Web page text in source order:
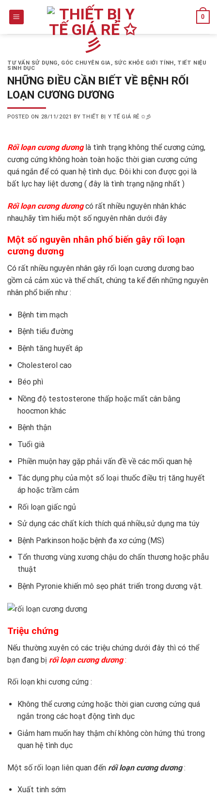
0
TƯ VẤN SỬ DỤNG, GÓC CHUYÊN GIA, SỨC KHỎE GIỚI TÍNH, TIẾT NIỆU
SINH DỤC
NHỮNG ĐIỀU CẦN BIẾT VỀ BỆNH RỐI
LOẠN CƯƠNG DƯƠNG
POSTED ON 28/11/2021 BYTHIẾT BỊ Y TẾ GIÁ RẺ ✩彡
Rối loạn cương dươnglà tình trạng không thể cương cứng,
cương cứng không hoàn toàn hoặc thời gian cương cứng
quá ngắn để có quan hệ tình dục. Đôi khi con được gọi là
bất lực hay liệt dương ( đây là tình trạng nặng nhất )
Rối loạn cương dương có rất nhiều nguyên nhân khác
nhau,hãy tìm hiểu một số nguyên nhân dưới đây
Một số nguyên nhân phổ biến gây rối loạn
cương dương
Có rất nhiều nguyên nhân gây rối loạn cương dương bao
gồm cả cảm xúc và thể chất, chúng ta kể đến những nguyên
nhân phổ biến như :
Bệnh tim mạch
Bệnh tiểu đường
Bệnh tăng huyết áp
Cholesterol cao
Béo phì
Nồng độ testosterone thấp hoặc mất cân bằng
hoocmon khác
Bệnh thận
Tuổi già
Phiền muộn hay gặp phải vấn đề về các mối quan hệ
Tác dụng phụ của một số loại thuốc điều trị tăng huyết
áp hoặc trầm cảm
Rối loạn giấc ngủ
Sử dụng các chất kích thích quá nhiều,sử dụng ma túy
Bệnh Parkinson hoặc bệnh đa xơ cứng (MS)
Tổn thương vùng xương chậu do chấn thương hoặc phẫu
thuật
Bệnh Pyronie khiến mô sẹo phát triển trong dương vật.
Triệu chứng
Nếu thường xuyên có các triệu chứng dưới đây thì có thể
bạn đang bị rối loạn cương dương:
Rối loạn khi cương cứng :
Không thể cương cứng hoặc thời gian cương cứng quá
ngắn trong các hoạt động tình dục
Giảm ham muốn hay thậm chí không còn hứng thú trong
quan hệ tình dục
Một số rối loạn liên quan đến rối loạn cương dương:
Xuất tinh sớm